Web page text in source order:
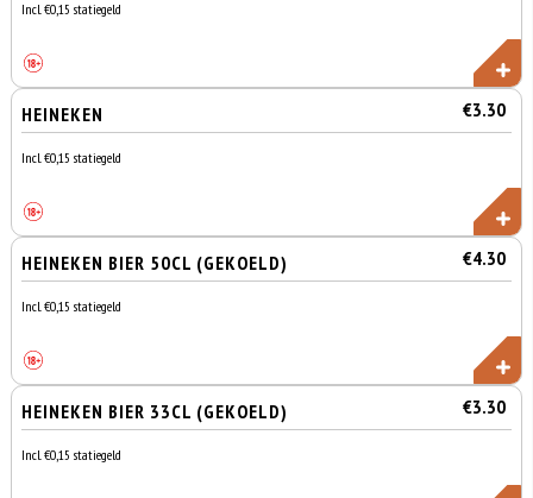
Incl. €0,15 statiegeld
HEINEKEN €3.30
Incl. €0,15 statiegeld
HEINEKEN BIER 50CL (GEKOELD) €4.30
Incl. €0,15 statiegeld
HEINEKEN BIER 33CL (GEKOELD) €3.30
Incl. €0,15 statiegeld